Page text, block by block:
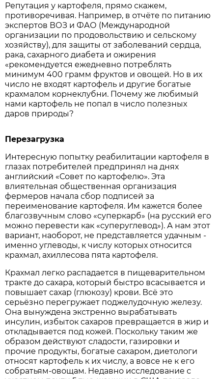
Репутация у картофеля, прямо скажем,
противоречивая. Например, в отчёте по питанию
экспертов ВОЗ и ФАО (Международной
организации по продовольствию и сельскому
хозяйству), для защиты от заболеваний сердца,
рака, сахарного диабета и ожирения
«рекомендуется ежедневно потреблять
минимум 400 грамм фруктов и овощей. Но в их
число не входят картофель и другие богатые
крахмалом корнеклубни. Почему же любимый
нами картофель не попал в число полезных
даров природы?
Перезагрузка
Интересную попытку реабилитации картофеля в
глазах потребителей предпринял на днях
английский «Совет по картофелю». Эта
влиятельная общественная организация
фермеров начала сбор подписей за
переименование картофеля. Им кажется более
благозвучным слово «суперкарб» (на русский его
можно перевести как «суперуглевод»). А нам этот
вариант, наоборот, не представляется удачным -
именно углеводы, к числу которых относится
крахмал, ахиллесова пята картофеля.
Крахмал легко распадается в пищеварительном
тракте до сахара, который быстро всасывается и
повышает сахар (глюкозу) крови. Всё это
серьёзно перегружает поджелудочную железу.
Она вынуждена экстренно вырабатывать
инсулин, избыток сахаров превращается в жир и
откладывается под кожей. Поскольку таким же
образом действуют сладости, газировки и
прочие продукты, богатые сахаром, диетологи
относят картофель к их числу, а вовсе не к его
собратьям-овощам. Недавно исследование с